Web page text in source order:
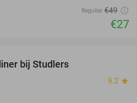
Regulier €49
€27
bij Studlers
9.2 star